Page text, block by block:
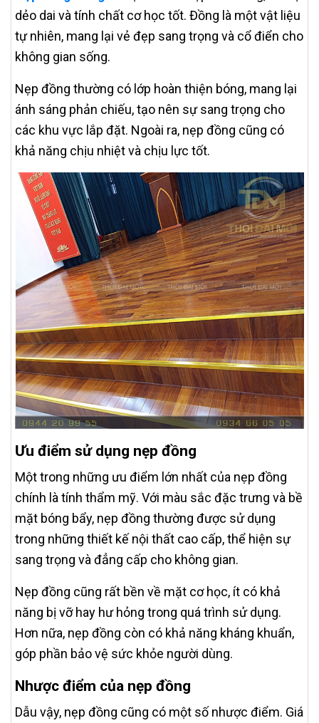
dẻo dai và tính chất cơ học tốt. Đồng là một vật liệu
tự nhiên, mang lại vẻ đẹp sang trọng và cổ điển cho
không gian sống.
Nẹp đồng thường có lớp hoàn thiện bóng, mang lại
ánh sáng phản chiếu, tạo nên sự sang trọng cho
các khu vực lắp đặt. Ngoài ra, nẹp đồng cũng có
khả năng chịu nhiệt và chịu lực tốt.
Ưu điểm sử dụng nẹp đồng
Một trong những ưu điểm lớn nhất của nẹp đồng
chính là tính thẩm mỹ. Với màu sắc đặc trưng và bề
mặt bóng bẩy, nẹp đồng thường được sử dụng
trong những thiết kế nội thất cao cấp, thể hiện sự
sang trọng và đẳng cấp cho không gian.
Nẹp đồng cũng rất bền về mặt cơ học, ít có khả
năng bị vỡ hay hư hỏng trong quá trình sử dụng.
Hơn nữa, nẹp đồng còn có khả năng kháng khuẩn,
góp phần bảo vệ sức khỏe người dùng.
Nhược điểm của nẹp đồng
Dẫu vậy, nẹp đồng cũng có một số nhược điểm. Giá